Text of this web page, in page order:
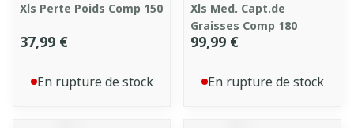
Xls Perte Poids Comp 150
37,99 €
En rupture de stock
Xls Med. Capt.de
Graisses Comp 180
99,99 €
En rupture de stock